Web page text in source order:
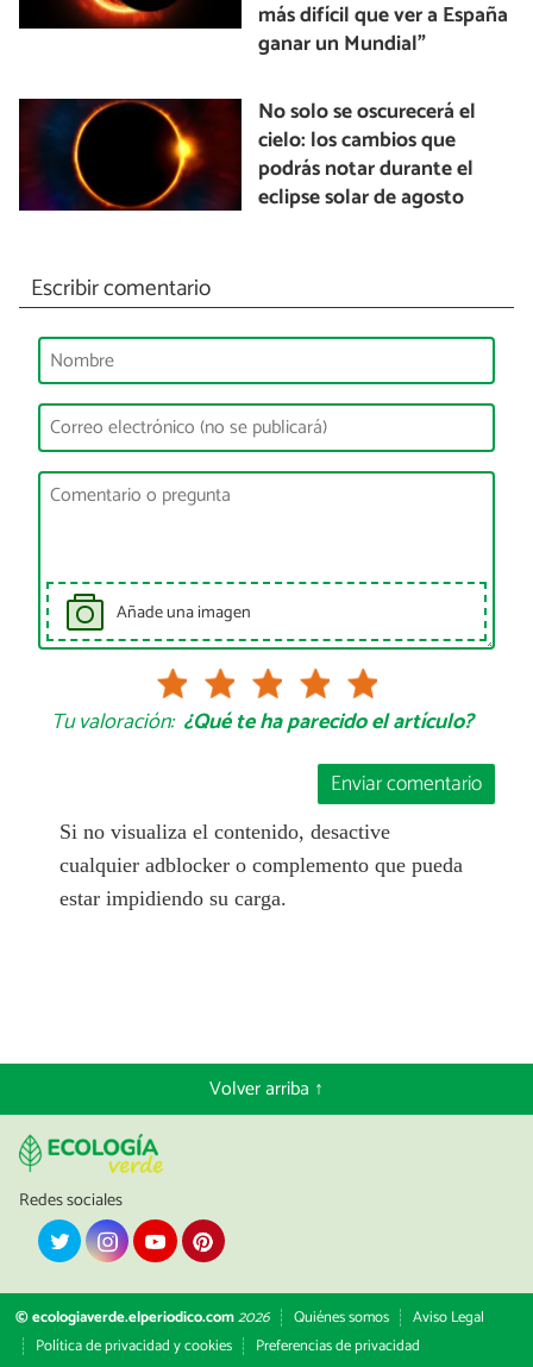
más difícil que ver a España
ganar un Mundial”
No solo se oscurecerá el
cielo: los cambios que
podrás notar durante el
eclipse solar de agosto
Escribir comentario
Añade una imagen
Tu valoración: ¿Qué te ha parecido el artículo?
Enviar comentario
Si no visualiza el contenido, desactive
cualquier adblocker o complemento que pueda
estar impidiendo su carga.
Volver arriba ↑
Redes sociales
© ecologiaverde.elperiodico.com2026 Quiénes somos
Aviso Legal
Política de privacidad y cookies
Preferencias de privacidad